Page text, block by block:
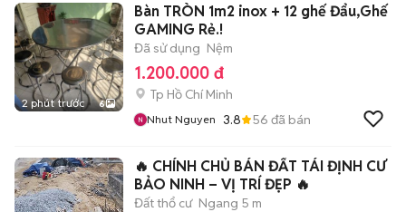
2 phút trước 6
Bàn TRÒN 1m2 inox + 12 ghế Đẩu,Ghế
GAMING Rẻ.!
Đã sử dụng Nệm
1.200.000 đ
Tp Hồ Chí Minh
Nhut Nguyen 3.8 56 đã bán
🔥 CHÍNH CHỦ BÁN ĐẤT TÁI ĐỊNH CƯ
BẢO NINH – VỊ TRÍ ĐẸP 🔥
Đất thổ cư Ngang 5 m